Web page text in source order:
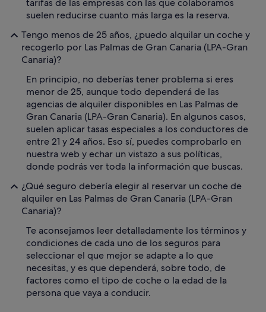
tarifas de las empresas con las que colaboramos
suelen reducirse cuanto más larga es la reserva.
Tengo menos de 25 años, ¿puedo alquilar un coche y
recogerlo por Las Palmas de Gran Canaria (LPA-Gran
Canaria)?
En principio, no deberías tener problema si eres
menor de 25, aunque todo dependerá de las
agencias de alquiler disponibles en Las Palmas de
Gran Canaria (LPA-Gran Canaria). En algunos casos,
suelen aplicar tasas especiales a los conductores de
entre 21 y 24 años. Eso sí, puedes comprobarlo en
nuestra web y echar un vistazo a sus políticas,
donde podrás ver toda la información que buscas.
¿Qué seguro debería elegir al reservar un coche de
alquiler en Las Palmas de Gran Canaria (LPA-Gran
Canaria)?
Te aconsejamos leer detalladamente los términos y
condiciones de cada uno de los seguros para
seleccionar el que mejor se adapte a lo que
necesitas, y es que dependerá, sobre todo, de
factores como el tipo de coche o la edad de la
persona que vaya a conducir.